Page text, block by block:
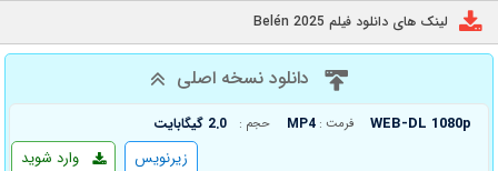
لینک های دانلود فیلم Belén 2025
دانلود نسخه اصلی
WEB-DL 1080p فرمت : MP4 حجم : 2.0 گیگابایت
وارد شوید زیرنویس